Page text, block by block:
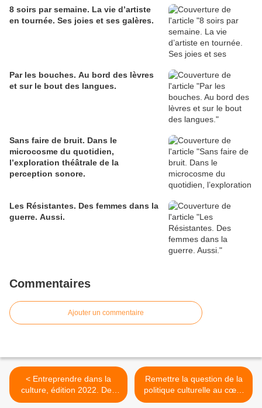
8 soirs par semaine. La vie d’artiste
en tournée. Ses joies et ses galères.
Par les bouches. Au bord des lèvres
et sur le bout des langues.
Sans faire de bruit. Dans le
microcosme du quotidien,
l’exploration théâtrale de la
perception sonore.
Les Résistantes. Des femmes dans la
guerre. Aussi.
Commentaires
Ajouter un commentaire
< Entreprendre dans la
culture, édition 2022. Des
rencontres, des tables
Remettre la question de la
politique culturelle au cœur
des débats pour la